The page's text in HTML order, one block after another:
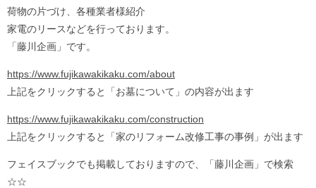
荷物の片づけ、各種業者様紹介
家電のリースなどを行っております。
「藤川企画」です。
https://www.fujikawakikaku.com/about
上記をクリックすると「お墓について」の内容が出ます
https://www.fujikawakikaku.com/construction
上記をクリックすると「家のリフォーム改修工事の事例」が出ます
フェイスブックでも掲載しておりますので、「藤川企画」で検索
☆☆